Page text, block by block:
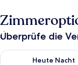
Überprüfe die
Heute Nacht
Überprüfe die